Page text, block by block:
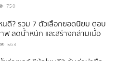
750
นดี? รวม 7 ตัวเลือกยอดนิยม ตอบ
พ ลดน้ำหนัก และสร้างกล้ามเนื้อ
563